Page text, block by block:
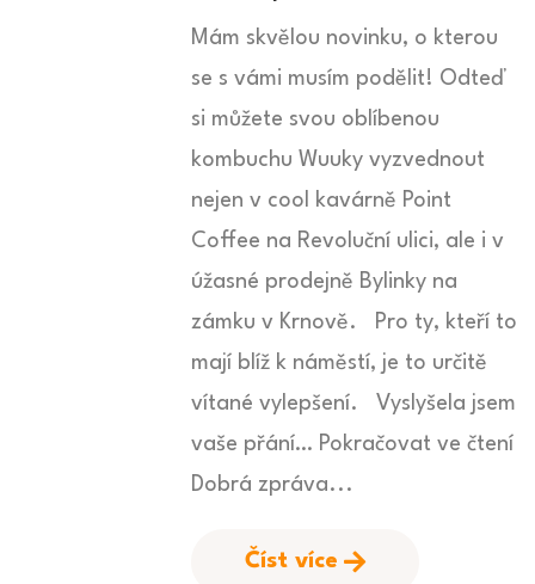
Mám skvělou novinku, o kterou
se s vámi musím podělit! Odteď
si můžete svou oblíbenou
kombuchu Wuuky vyzvednout
nejen v cool kavárně Point
Coffee na Revoluční ulici, ale i v
úžasné prodejně Bylinky na
zámku v Krnově. Pro ty, kteří to
mají blíž k náměstí, je to určitě
vítané vylepšení. Vyslyšela jsem
vaše přání… Pokračovat ve čtení
Dobrá zpráva...
Číst více